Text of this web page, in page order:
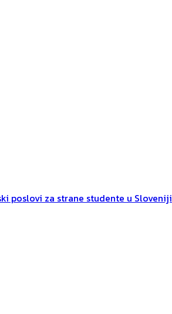
poslovi za strane studente u Sloveniji